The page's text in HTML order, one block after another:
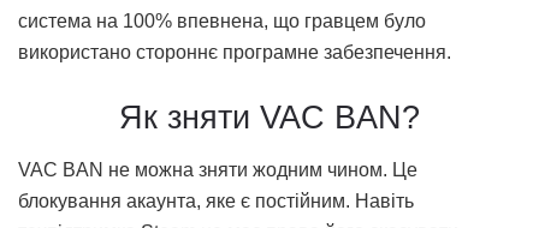
система на 100% впевнена, що гравцем було
використано стороннє програмне забезпечення.
Як зняти VAC BAN?
VAC BAN не можна зняти жодним чином. Це
блокування акаунта, яке є постійним. Навіть